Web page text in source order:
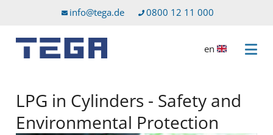
to main content
to service menuinfo@tega.de 0800 12 11 000
Open
en
LPG in Cylinders - Safety and
Environmental Protection